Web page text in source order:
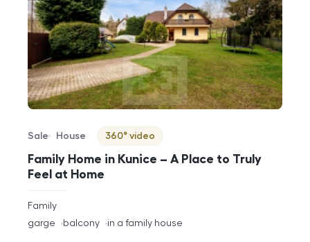
Family Home in Kunice – A Place to Truly
Feel at Home
Offer type
Sale
Property type
House
Virtuální prohlídka
360° video
rozměry
disposition
Family
funkce
garge balcony in a family house